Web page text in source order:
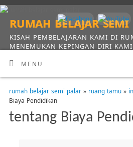
rumah belajar
KISAH PEMBELAJARAN KAMI DI
MENEMUKAN KEPINGAN DIRI
MENU
rumah belajar semi palar» ruang tamu »
Biaya Pendidikan
tentang Biaya